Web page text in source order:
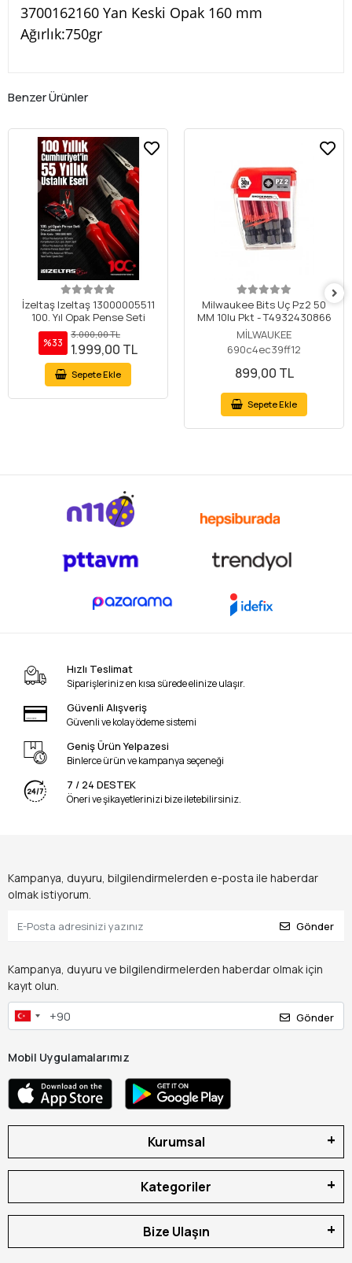
3700162160 Yan Keski Opak 160 mm
Ağırlık:750gr
Benzer Ürünler
İzeltaş Izeltaş 13000005511
100. Yıl Opak Pense Seti
%33
3.000,00 TL
1.999,00 TL
Sepete Ekle
Milwaukee Bits Uç Pz2 50
MM 10lu Pkt - T4932430866
MİLWAUKEE
690c4ec39ff12
899,00 TL
Sepete Ekle
Hızlı Teslimat
Siparişleriniz en kısa sürede elinize ulaşır.
Güvenli Alışveriş
Güvenli ve kolay ödeme sistemi
Geniş Ürün Yelpazesi
Binlerce ürün ve kampanya seçeneği
7 / 24 DESTEK
Öneri ve şikayetlerinizi bize iletebilirsiniz.
Kampanya, duyuru, bilgilendirmelerden e-posta ile haberdar
olmak istiyorum.
Gönder
Kampanya, duyuru ve bilgilendirmelerden haberdar olmak için
kayıt olun.
Gönder
Mobil Uygulamalarımız
Kurumsal
Kategoriler
Bize Ulaşın